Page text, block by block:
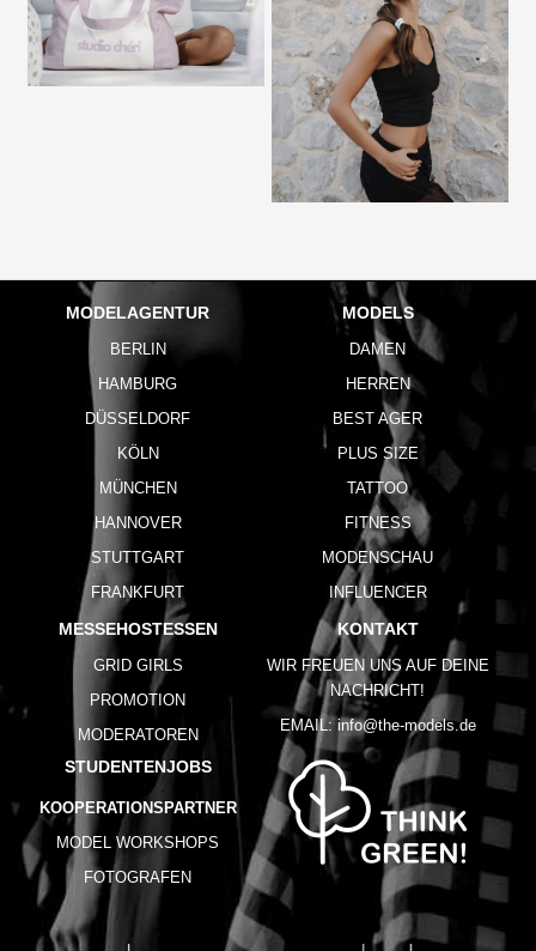
MODELAGENTUR
BERLIN
HAMBURG
DÜSSELDORF
KÖLN
MÜNCHEN
HANNOVER
STUTTGART
FRANKFURT
MODELS
DAMEN
HERREN
BEST AGER
PLUS SIZE
TATTOO
FITNESS
MODENSCHAU
INFLUENCER
MESSEHOSTESSEN
GRID GIRLS
PROMOTION
MODERATOREN
STUDENTENJOBS
KOOPERATIONSPARTNER
MODEL WORKSHOPS
FOTOGRAFEN
KONTAKT
WIR FREUEN UNS AUF DEINE
NACHRICHT!
EMAIL: info@the-models.de